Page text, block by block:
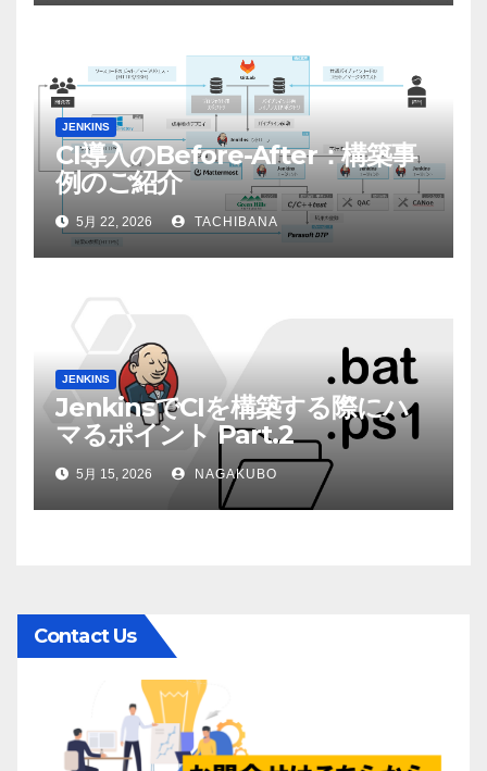
JENKINS
CI導入のBefore-After：構築事
例のご紹介
5月 22, 2026 TACHIBANA
JENKINS
JenkinsでCIを構築する際にハ
マるポイント Part.2
5月 15, 2026 NAGAKUBO
Contact Us